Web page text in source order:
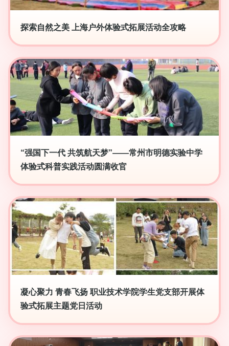
探索自然之美 上海户外体验式拓展活动全攻略
“强国下一代 共筑航天梦”——常州市明德实验中学
体验式科普实践活动圆满收官
凝心聚力 青春飞扬 职业技术学院学生党支部开展体
验式拓展主题党日活动